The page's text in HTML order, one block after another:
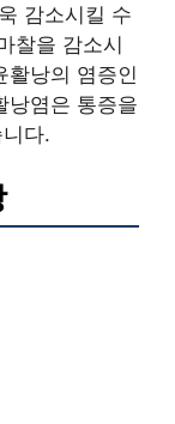
감소시킬 수
찰을 감소시
활낭의 염증인
낭염은 통증을
다.